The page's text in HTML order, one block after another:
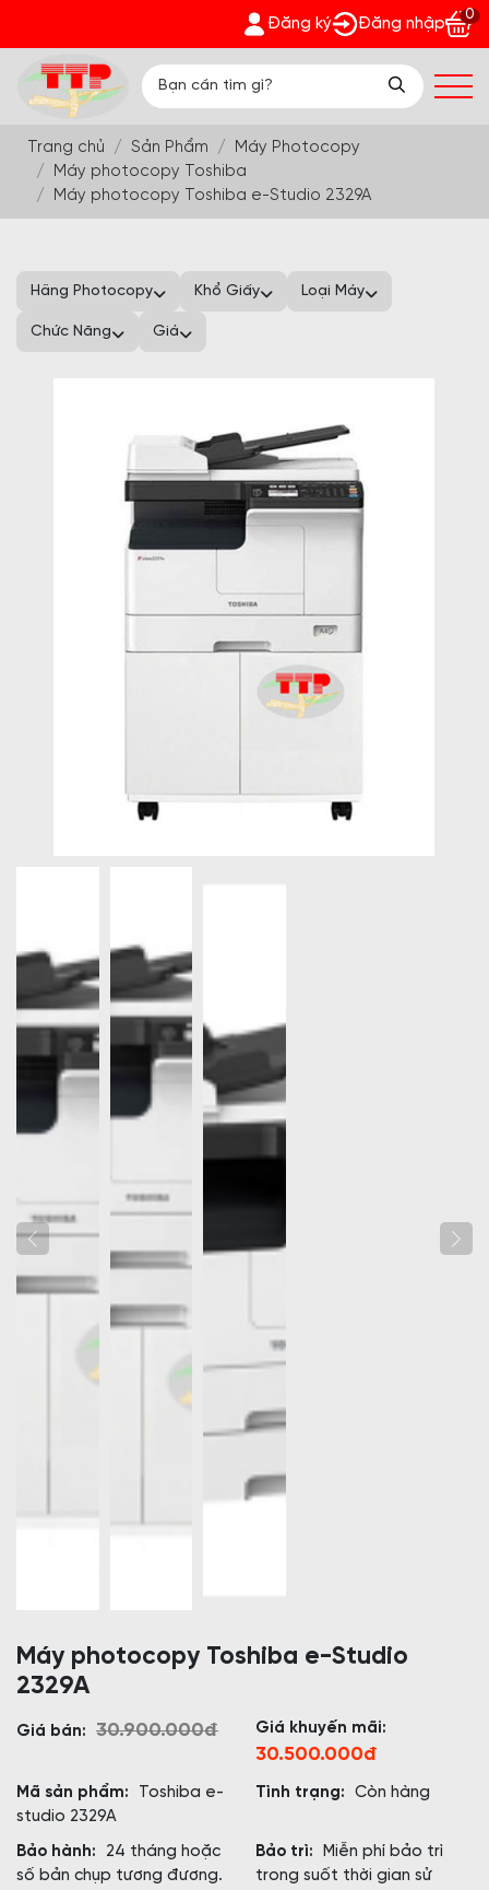
Đăng ký Đăng nhập
0
Trang chủ Sản Phẩm
Máy Photocopy
Máy photocopy Toshiba
Máy photocopy Toshiba e-Studio 2329A
Hãng Photocopy Khổ Giấy Loại Máy
Chức Năng Giá
Máy photocopy Toshiba e-Studio
2329A
Giá bán: 30.900.000đ Giá khuyến mãi:
30.500.000đ
Mã sản phẩm:
Toshiba e-
studio 2329A
Tình trạng: Còn hàng
Bảo hành:
24 tháng hoặc
số bản chụp tương đương.
Bảo trì:
Miễn phí bảo trì
trong suốt thời gian sử